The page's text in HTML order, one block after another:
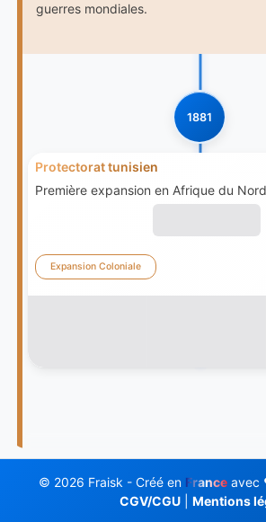
guerres mondiales.
1881
Protectorat tunisien
Première expansion en Afrique du Nord
Expansion Coloniale
© 2026 Fraisk - Créé en Franceavec
CGV/CGU
Mentions